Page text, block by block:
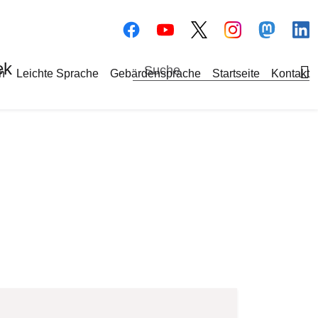
BilddateiBilddatei
Navigation
Leichte Sprache Gebärdensprache Startseite Kontakt